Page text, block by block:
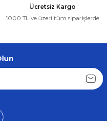
Ücretsiz Kargo
1000 TL ve üzeri tüm siparişlerde